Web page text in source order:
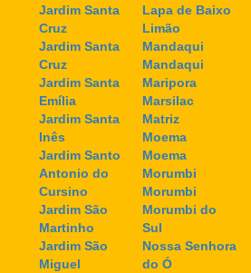
Jardim Santa
Cruz
Jardim Santa
Cruz
Jardim Santa
Emília
Jardim Santa
Inês
Jardim Santo
Antonio do
Cursino
Jardim São
Martinho
Jardim São
Miguel
Lapa de Baixo
Limão
Mandaqui
Mandaqui
Maripora
Marsilac
Matriz
Moema
Moema
Morumbi
Morumbi
Morumbi do
Sul
Nossa Senhora
do Ó